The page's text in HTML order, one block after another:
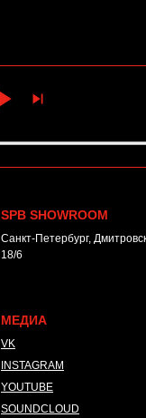
SPB SHOWROOM
Санкт-Петербург,
18/6
VK
INSTAGRAM
YOUTUBE
SOUNDCLOUD
МЕДИА